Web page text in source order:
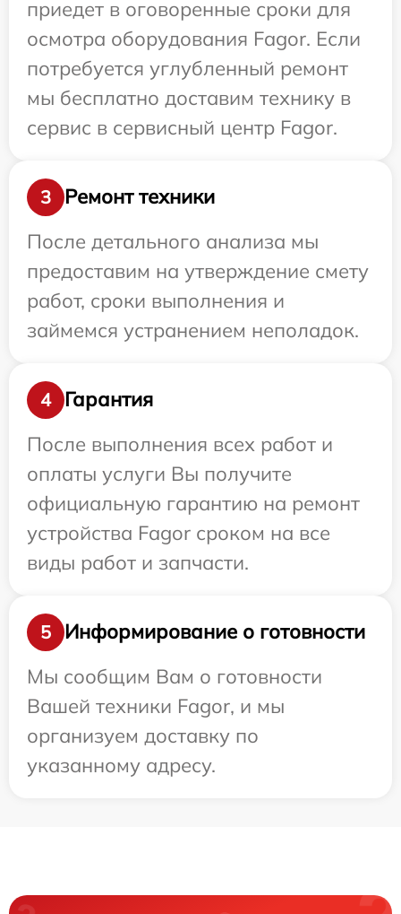
приедет в оговоренные сроки для
осмотра оборудования Fagor. Если
потребуется углубленный ремонт
мы бесплатно доставим технику в
сервис в сервисный центр Fagor.
3
Ремонт техники
После детального анализа мы
предоставим на утверждение смету
работ, сроки выполнения и
займемся устранением неполадок.
4
Гарантия
После выполнения всех работ и
оплаты услуги Вы получите
официальную гарантию на ремонт
устройства Fagor сроком на все
виды работ и запчасти.
5
Информирование о готовности
Мы сообщим Вам о готовности
Вашей техники Fagor, и мы
организуем доставку по
указанному адресу.